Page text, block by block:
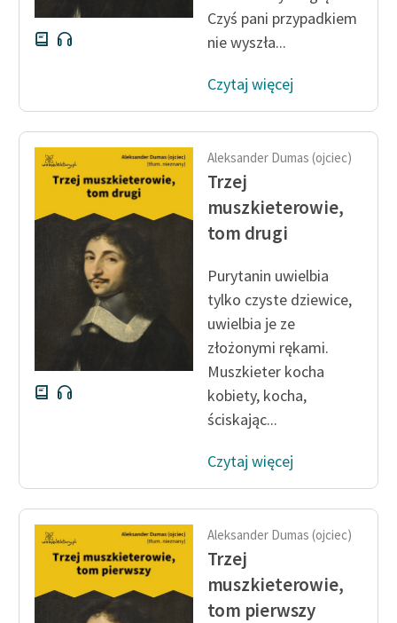
Czyś pani przypadkiem
nie wyszła...
Czytaj więcej
Aleksander Dumas (ojciec)
Trzej
muszkieterowie,
tom drugi
Purytanin uwielbia
tylko czyste dziewice,
uwielbia je ze
złożonymi rękami.
Muszkieter kocha
kobiety, kocha,
ściskając...
Czytaj więcej
Aleksander Dumas (ojciec)
Trzej
muszkieterowie,
tom pierwszy